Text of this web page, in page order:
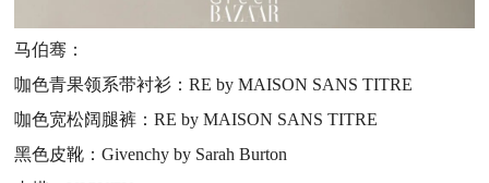
马伯骞：
咖色青果领系带衬衫：RE by MAISON SANS TITRE
咖色宽松阔腿裤：RE by MAISON SANS TITRE
黑色皮靴：Givenchy by Sarah Burton